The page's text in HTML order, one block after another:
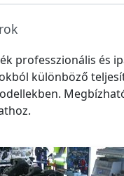
professzionális és
különböző